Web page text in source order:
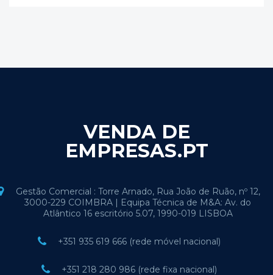
VENDA DE
EMPRESAS.PT
Gestão Comercial : Torre Arnado, Rua João de Ruão, nº 12,
3000-229 COIMBRA | Equipa Técnica de M&A: Av. do
Atlântico 16 escritório 5.07, 1990-019 LISBOA
+351 935 619 666 (rede móvel nacional)
+351 218 280 986 (rede fixa nacional)